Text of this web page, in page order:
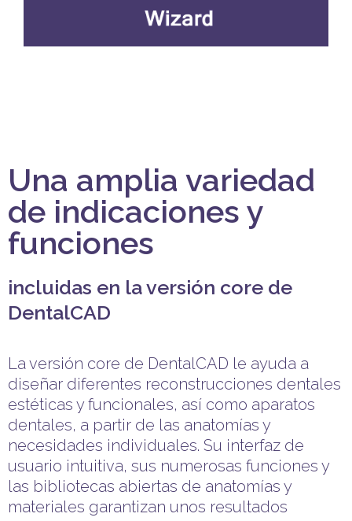
Una amplia variedad
de indicaciones y
funciones
incluidas en la versión core de
DentalCAD
La versión core de DentalCAD le ayuda a
diseñar diferentes reconstrucciones dentales
estéticas y funcionales, así como aparatos
dentales, a partir de las anatomías y
necesidades individuales. Su interfaz de
usuario intuitiva, sus numerosas funciones y
las bibliotecas abiertas de anatomías y
materiales garantizan unos resultados